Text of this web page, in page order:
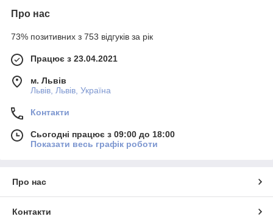
Про нас
73% позитивних з 753 відгуків за рік
Працює з 23.04.2021
м. Львів
Львів, Львів, Україна
Контакти
Сьогодні працює з 09:00 до 18:00
Показати весь графік роботи
Про нас
Контакти